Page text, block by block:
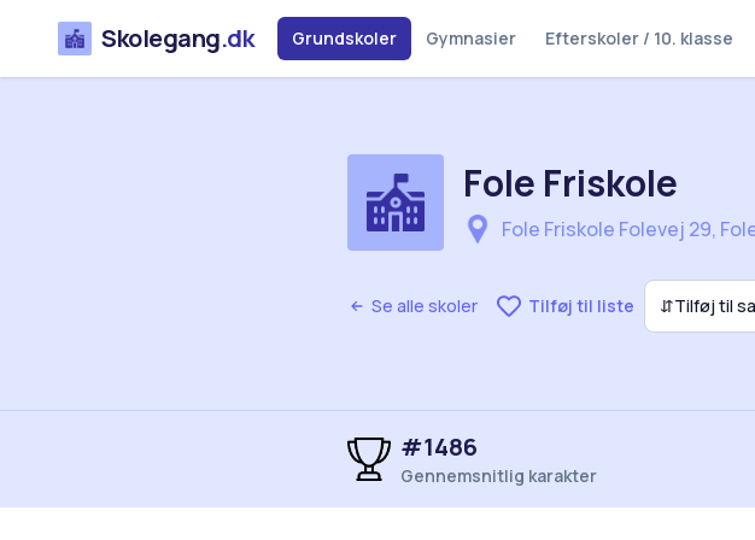
Skolegang.dk Grundskoler Gymnasier Efterskoler / 10. klasse
Se alle skoler Tilføj til liste ⇵Tilføj til
Fole Friskole
Fole Friskole Folevej 29,
#1486
Gennemsnitlig karakter